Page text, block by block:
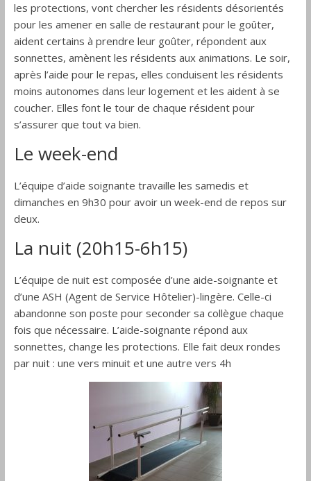
les protections, vont chercher les résidents désorientés
pour les amener en salle de restaurant pour le goûter,
aident certains à prendre leur goûter, répondent aux
sonnettes, amènent les résidents aux animations. Le soir,
après l’aide pour le repas, elles conduisent les résidents
moins autonomes dans leur logement et les aident à se
coucher. Elles font le tour de chaque résident pour
s’assurer que tout va bien.
Le week-end
L’équipe d’aide soignante travaille les samedis et
dimanches en 9h30 pour avoir un week-end de repos sur
deux.
La nuit (20h15-6h15)
L’équipe de nuit est composée d’une aide-soignante et
d’une ASH (Agent de Service Hôtelier)-lingère. Celle-ci
abandonne son poste pour seconder sa collègue chaque
fois que nécessaire. L’aide-soignante répond aux
sonnettes, change les protections. Elle fait deux rondes
par nuit : une vers minuit et une autre vers 4h